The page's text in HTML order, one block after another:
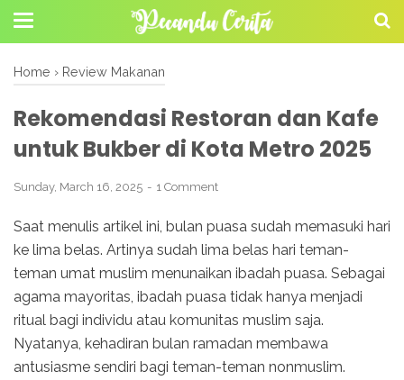
Home › Review Makanan
Rekomendasi Restoran dan Kafe
untuk Bukber di Kota Metro 2025
Sunday, March 16, 2025 1 Comment
Saat menulis artikel ini, bulan puasa sudah memasuki hari
ke lima belas. Artinya sudah lima belas hari teman-
teman umat muslim menunaikan ibadah puasa. Sebagai
agama mayoritas, ibadah puasa tidak hanya menjadi
ritual bagi individu atau komunitas muslim saja.
Nyatanya, kehadiran bulan ramadan membawa
antusiasme sendiri bagi teman-teman nonmuslim.